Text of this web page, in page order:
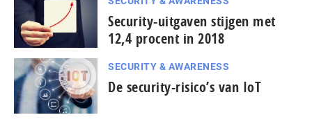
Security-uitgaven stijgen met
12,4 procent in 2018
SECURITY & AWARENESS
De security-risico’s van IoT